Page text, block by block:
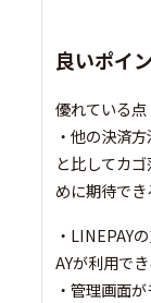
良いポイ
優れている
・他の決済
と比してカ
めに期待でき
・LINEPAY
AYが利用で
・管理画面